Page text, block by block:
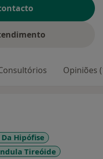
Opiniões
Hipófise
Tireóide